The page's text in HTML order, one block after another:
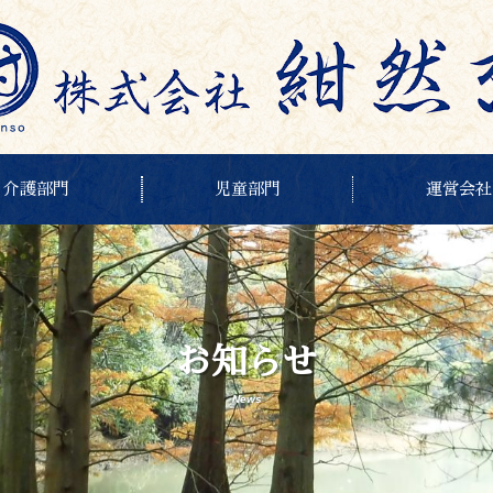
介護部門 児童部門 運営会社
お知らせ
News